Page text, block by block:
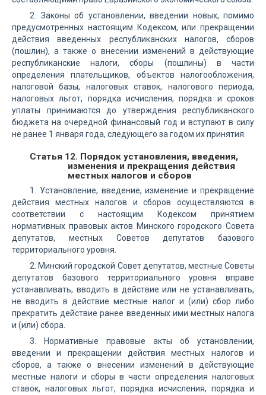
2. Законы об установлении, введении новых, помимо
предусмотренных настоящим Кодексом, или прекращении
действия введенных республиканских налогов, сборов
(пошлин), а также о внесении изменений в действующие
республиканские налоги, сборы (пошлины) в части
определения плательщиков, объектов налогообложения,
налоговой базы, налоговых ставок, налогового периода,
налоговых льгот, порядка исчисления, порядка и сроков
уплаты принимаются до утверждения республиканского
бюджета на очередной финансовый год и вступают в силу
не ранее 1 января года, следующего за годом их принятия.
Статья 12. Порядок установления, введения,
изменения и прекращения действия
местных налогов и сборов
1. Установление, введение, изменение и прекращение
действия местных налогов и сборов осуществляются в
соответствии с настоящим Кодексом принятием
нормативных правовых актов Минского городского Совета
депутатов, местных Советов депутатов базового
территориального уровня.
2. Минский городской Совет депутатов, местные Советы
депутатов базового территориального уровня вправе
устанавливать, вводить в действие или не устанавливать,
не вводить в действие местные налог и (или) сбор либо
прекратить действие ранее введенных ими местных налога
и (или) сбора.
3. Нормативные правовые акты об установлении,
введении и прекращении действия местных налогов и
сборов, а также о внесении изменений в действующие
местные налоги и сборы в части определения налоговых
ставок, налоговых льгот, порядка исчисления, порядка и